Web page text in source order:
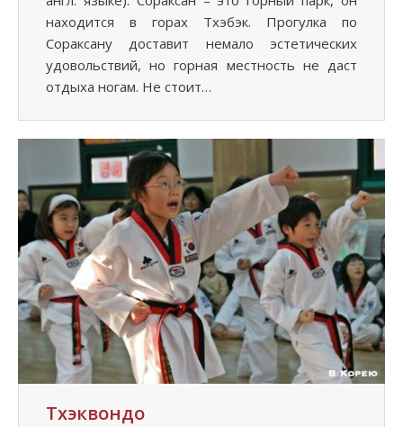
находится в горах Тхэбэк. Прогулка по
Сораксану доставит немало эстетических
удовольствий, но горная местность не даст
отдыха ногам. Не стоит…
Тхэквондо